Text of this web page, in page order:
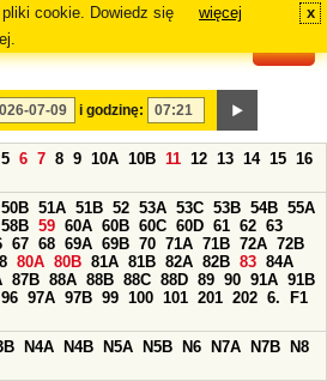
cookie. Dowiedz się
więcej x
i godzinę:
5 6 7 8 9 10A 10B 11 12 13 14 15 16
50B 51A 51B 52 53A 53C 53B 54B 55A
58B 59 60A 60B 60C 60D 61 62 63
67 68 69A 69B 70 71A 71B 72A 72B
80A 80B 81A 81B 82A 82B 83 84A
87B 88A 88B 88C 88D 89 90 91A 91B
96 97A 97B 99 100 101 201 202 6.
F1
N4A N4B N5A N5B N6 N7A N7B
N8